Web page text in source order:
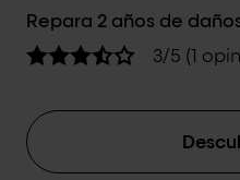
Repara 2 años de
3/5 (1